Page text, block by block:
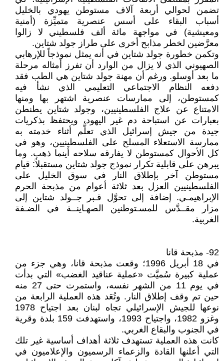
تضمن لحوالي أربعة آلاف مستوطن يهودي بالخليل
أسباب البقاء على أسس عنصرية متميِّزة (أمنية
ومعيشية) في مواجهة مائة ألف فلسطيني لا زالوا
معرَّضين لخطر مذابح أخرى على طراز جولد شتاين.
وتكمن خطورة جولد شتاين في أنه يمثل نموذجاً للإرهابي
الصهيوني الذي لا يزال من الوارد أن تفرز أمثاله مرحلة
ما بعد أوسلو. ورغم أن مهنة جولد شتاين هي الطب فقد
دفعه النظام الاجتماعي التعليمي الذي نشأ فيه
كمستوطن، إلى ممارسات عنصرية اشتهر بها ومنها
الامتناع عن علاج الفلسطينيين، وجولد شتاين يطنطن
بعبارات عن استباحة دم غير اليهود، ويحتفظ بذكريات
جيدة من جيش إسرائيل الذي تعلَّم أثناء خدمته به
ممارسة الاستعلاء المسلح على الفلسطينيين، وهو في
كل الأحوال كمستوطن لا يفارقه سلاحه أينما ذهب. وما
يبرهن على قابلية تكرار نموذج جولد شتاين مستقبلاً: قيام
مستوطن آخر بإطلاق النار في سوق الخليل على
الفلسطينيين العزل بعد ثلاثة أعوام من مذبحة الحرم
الإبراهيمـي. إضافة إلى تحوَّل قـبر جــولد شتاين إلى
مزار مقــدَّس للمسـتوطنين الصهـاينــة في الضـفة
الغربية.
92- مذبحة قانا
في 18 أبريل 1996؛ وقعت مذبحة قانا، وهي جزء من
عملية كبيرة سُميَّت «عملية عناقيد الغضب» التي بدأت
في يوم 11 من الشهر نفسه، واستمرت حتى 27 منه
حين تم وقف إطلاق النار. وتُعَد هذه العملية الرابعة من
نوعها للجيش الإسرائيلي تجاه لبنان بعد اجتياح 1978
وغزو 1982، واجتياح 1993، واستهدفت 159 بلدة وقرية
في الجنوب والبقاع الغربي.
كانت هذه العملية تستهدف ثلاثة أهداف أساسية غير تلك
التي أعلنها القادة والزعماء الرسميون والإعلاميون في